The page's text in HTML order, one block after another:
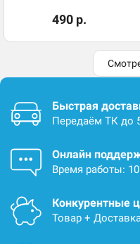
490 р.
Быстрая
Передаём ТК до
Онлайн
Время работы:
Конкурентные
Товар +